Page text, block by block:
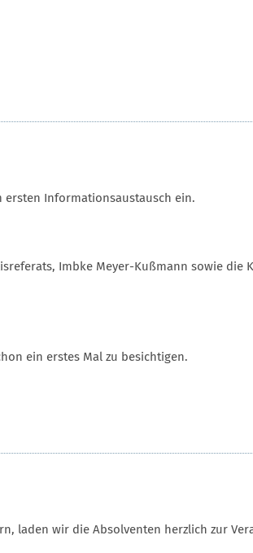
ersten Informationsaustausch ein.
Imbke Meyer-Kußmann sowie die
ein erstes Mal zu besichtigen.
laden wir die Absolventen herzlich zur